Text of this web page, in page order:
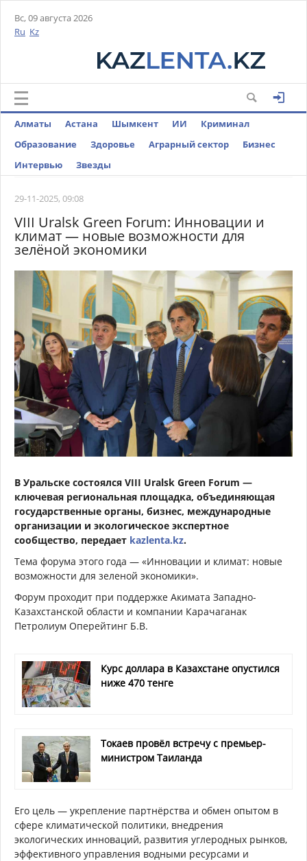
Вс, 09 августа 2026
Ru Kz
Алматы Астана Шымкент ИИ
Криминал
Образование
Здоровье Аграрный сектор
Бизнес
Интервью
Звезды
29-11-2025, 09:08
VIII Uralsk Green Forum: Инновации и
климат — новые возможности для
зелёной экономики
В Уральске состоялся VIII Uralsk Green Forum —
ключевая региональная площадка, объединяющая
государственные органы, бизнес, международные
организации и экологическое экспертное
сообщество, передает kazlenta.kz.
Тема форума этого года — «Инновации и климат: новые
возможности для зеленой экономики».
Форум проходит при поддержке Акимата Западно-
Казахстанской области и компании Карачаганак
Петролиум Оперейтинг Б.В.
Курс доллара в Казахстане опустился
ниже 470 тенге
Токаев провёл встречу с премьер-
министром Таиланда
Его цель — укрепление партнёрства и обмен опытом в
сфере климатической политики, внедрения
экологических инноваций, развития углеродных рынков,
эффективного управления водными ресурсами и